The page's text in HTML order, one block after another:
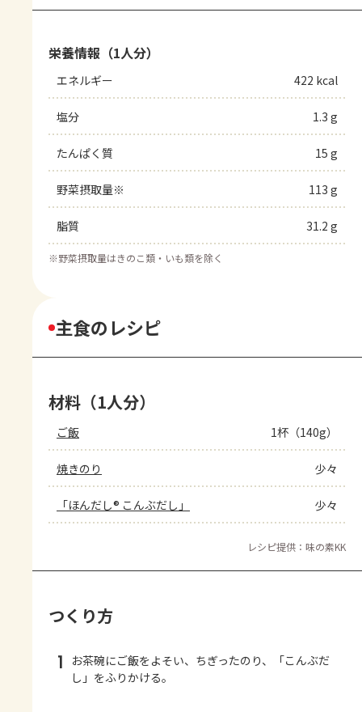
栄養情報（1人分）
エネルギー 422 kcal
塩分 1.3 g
たんぱく質 15 g
野菜摂取量※ 113 g
脂質 31.2 g
※野菜摂取量はきのこ類・いも類を除く
主食のレシピ
材料（1人分）
ご飯 1杯（140g）
焼きのり 少々
「ほんだし® こんぶだし」 少々
レシピ提供：味の素KK
つくり方
1
お茶碗にご飯をよそい、ちぎったのり、「こんぶだ
し」をふりかける。